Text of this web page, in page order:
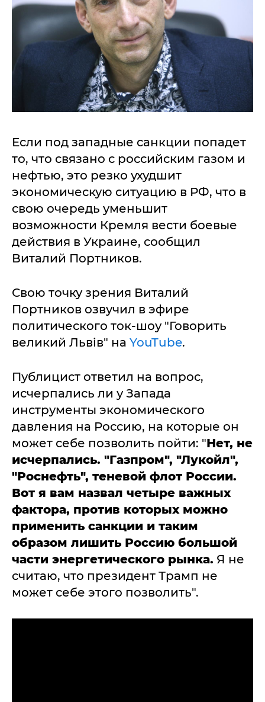
Если под западные санкции попадет
то, что связано с российским газом и
нефтью, это резко ухудшит
экономическую ситуацию в РФ, что в
свою очередь уменьшит
возможности Кремля вести боевые
действия в Украине, сообщил
Виталий Портников.
Свою точку зрения Виталий
Портников озвучил в эфире
политического ток-шоу "Говорить
великий Львів" на YouTube.
Публицист ответил на вопрос,
исчерпались ли у Запада
инструменты экономического
давления на Россию, на которые он
может себе позволить пойти: "Нет, не
исчерпались. "Газпром", "Лукойл",
"Роснефть", теневой флот России.
Вот я вам назвал четыре важных
фактора, против которых можно
применить санкции и таким
образом лишить Россию большой
части энергетического рынка. Я не
считаю, что президент Трамп не
может себе этого позволить".